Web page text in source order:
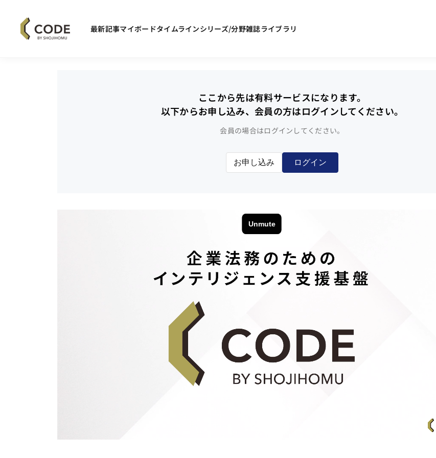
最新記事マイボードタイムラインシリーズ/分野雑誌ライブラリ
ここから先は有料サービスになります。
以下からお申し込み、会員の方はログインしてください。
会員の場合はログインしてください。
お申し込み ログイン